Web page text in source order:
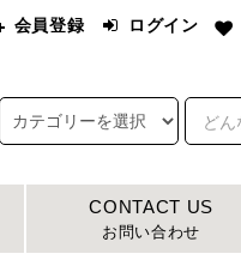
会員登録 ログイン
CONTACT US
お問い合わせ